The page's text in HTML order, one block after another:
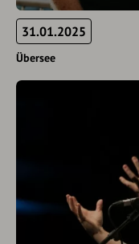
31.01.2025
Übersee